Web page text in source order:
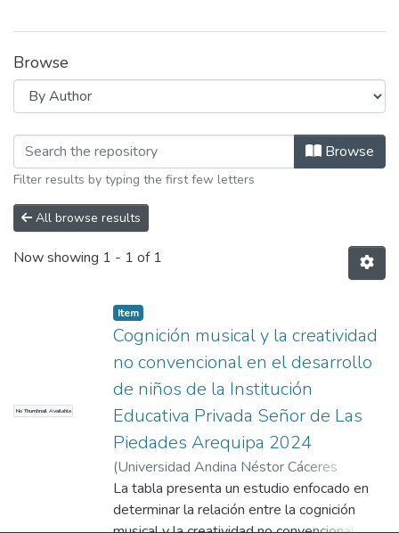
Browse
Browsing Licenciada en Educación
Browse
Filter results by typing the first few letters
All browse results
Now showing 1 - 1 of 1
No Thumbnail Available
Item
Cognición musical y la creatividad
no convencional en el desarrollo
de niños de la Institución
Educativa Privada Señor de Las
Piedades Arequipa 2024
(Universidad Andina Néstor Cáceres
Velásquez,2024)Bolaños Fullano De
Ccasa, Mary Elizabeth ;Chayña Aguilar, Luís
La tabla presenta un estudio enfocado en
determinar la relación entre la cognición